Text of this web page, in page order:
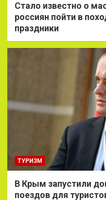
Стало известно о
россиян пойти в
праздники
ТУРИЗМ
В Крым запустили
поездов для